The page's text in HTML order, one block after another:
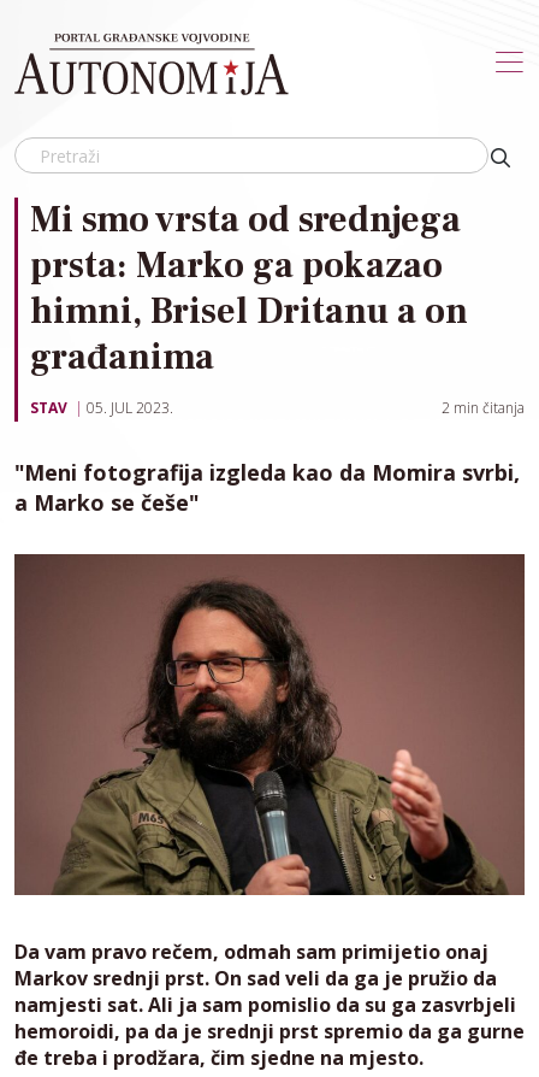
Mi smo vrsta od srednjega
prsta: Marko ga pokazao
himni, Brisel Dritanu a on
građanima
STAV 05. JUL 2023. 2 min čitanja
"Meni fotografija izgleda kao da Momira svrbi,
a Marko se češe"
Da vam pravo rečem, odmah sam primijetio onaj
Markov srednji prst. On sad veli da ga je pružio da
namjesti sat. Ali ja sam pomislio da su ga zasvrbjeli
hemoroidi, pa da je srednji prst spremio da ga gurne
đe treba i prodžara, čim sjedne na mjesto.